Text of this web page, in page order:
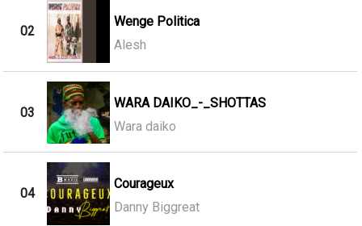
02
Wenge Politica
Alesh
03
WARA DAIKO_-_SHOTTAS
Wara daiko
04
Courageux
Danny Biggreat